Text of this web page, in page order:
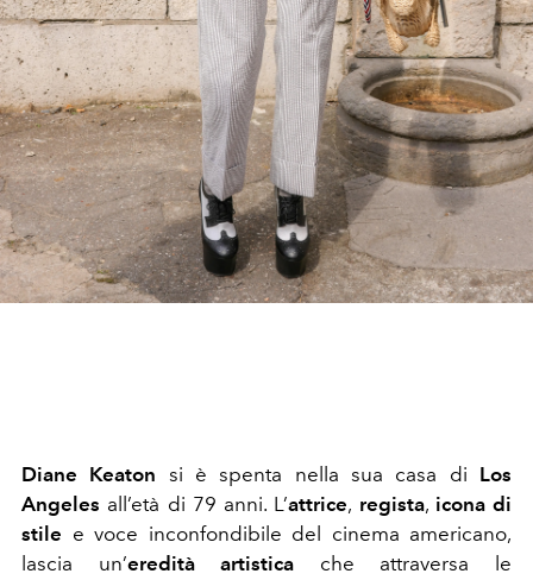
Diane Keaton si è spenta nella sua casa di Los
Angeles all’età di 79 anni. L’attrice, regista, icona di
stile e voce inconfondibile del cinema americano,
lascia un’eredità artistica che attraversa le